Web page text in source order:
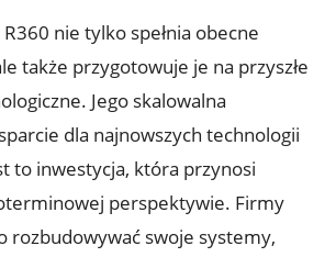
nie tylko spełnia obecne
także przygotowuje je na przyszłe
Jego skalowalna
dla najnowszych technologii
to inwestycja, która przynosi
perspektywie. Firmy
rozbudowywać swoje systemy,